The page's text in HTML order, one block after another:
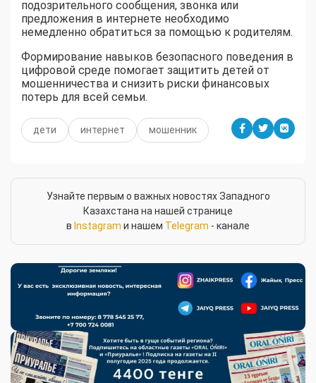
подозрительного сообщения, звонка или
предложения в интернете необходимо
немедленно обратиться за помощью к родителям.
Формирование навыков безопасного поведения в
цифровой среде помогает защитить детей от
мошенничества и снизить риски финансовых
потерь для всей семьи.
дети интернет мошенник
Узнайте первым о важных новостях Западного
Казахстана на нашей странице
в Instagram и нашем Telegram - канале